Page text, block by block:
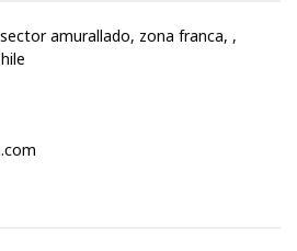
amurallado, zona franca, ,